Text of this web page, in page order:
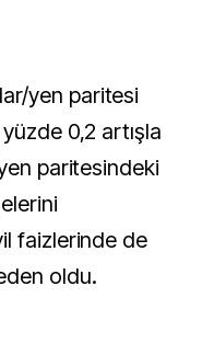
yen paritesi
0,2 artışla
paritesindeki
faizlerinde de
oldu.